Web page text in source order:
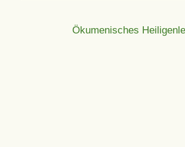
Ökumenisches